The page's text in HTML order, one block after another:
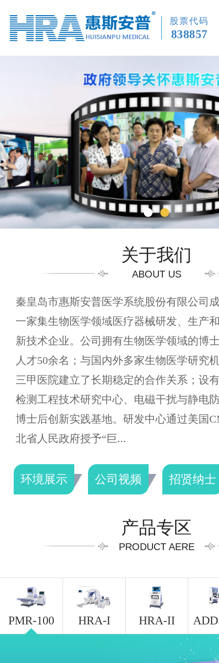
股票代码
838857
关于我们
ABOUT US
秦皇岛市惠斯安普医学系统股份有限公司
一家集生物医学领域医疗器械研发、生产
新技术企业。公司拥有生物医学领域的博
人才50余名；与国内外多家生物医学研究
三甲医院建立了长期稳定的合作关系；设
检测工程技术研究中心、电磁干扰与静电
博士后创新实践基地。研发中心通过美国
北省人民政府授予“巨...
环境展示 公司视频 招贤纳士
产品专区
PRODUCT AERE
PMR-100 HRA-I HRA-II